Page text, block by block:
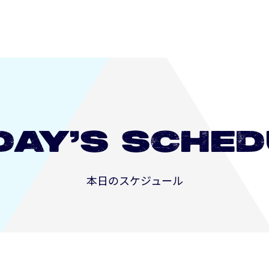
本日のスケジュール